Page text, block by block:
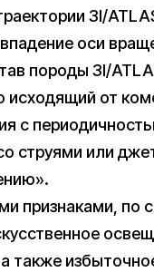
3I/
оси
породы 3I/
исходящий от
с
струями или
признаками, по
также